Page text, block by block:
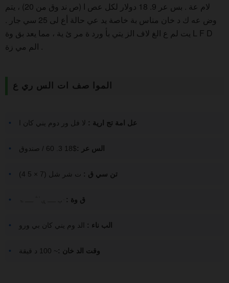
لام عة . بس عر 9. 18 دولار لكل عص ا (ص ند وق من 20) ، يتم
وض عه ك د خان مناس بة خاصة يد عي حالة أع لى 25 سي جار .
يت لم ع الغ لاف الز يتي بأ ورد ة مر ئ ية ، مما يعد بق وة L F D
الم مي زة .
الموا صف ات الس ري ع
عل امة تج ارية : لا فل ور دوم يني كان ا
الس عر :$18 3. 60 / صندوق
تن سي ق : ت شر شل (7 × 5 4)
ق وة : ּ ب ــ ې ْ ۧ ــ ۃ
الب ناء : الد وم يني كان بي ورو
وقت الد خان :~ 100 د قيقة